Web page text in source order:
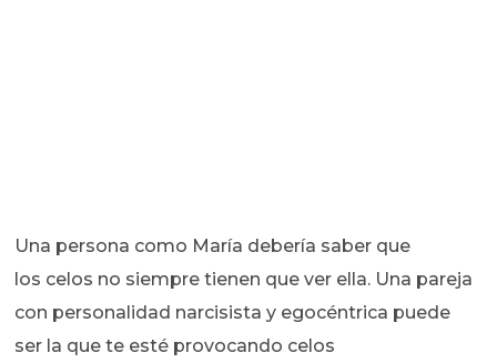
Una persona como María debería saber que
los celos no siempre tienen que ver ella. Una pareja
con personalidad narcisista y egocéntrica puede
ser la que te esté provocando celos